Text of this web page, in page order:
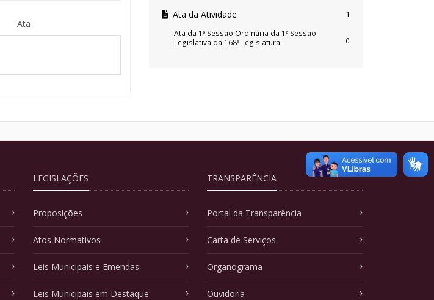
Ata
Ata da Atividade 1
Ata da 1ª Sessão Ordinária da 1ª Sessão
Legislativa da 168ª Legislatura
0
LEGISLAÇÕES
Proposições
Atos Normativos
Leis Municipais e Emendas
Leis Municipais em Destaque
TRANSPARÊNCIA
Portal da Transparência
Carta de Serviços
Organograma
Ouvidoria